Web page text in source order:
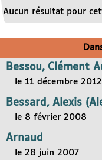
Aucun résultat pour
Bessou, Clément
le 11 décembre 2012
Bessard, Alexis
le 8 février 2008
Arnaud
le 28 juin 2007